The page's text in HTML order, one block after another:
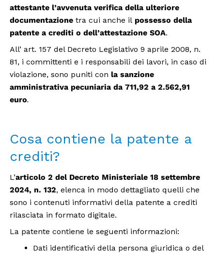
attestante l’avvenuta verifica della ulteriore
documentazione tra cui anche il possesso della
patente a crediti o dell’attestazione SOA.
All’ art. 157 del Decreto Legislativo 9 aprile 2008, n.
81, i committenti e i responsabili dei lavori, in caso di
violazione, sono puniti con la sanzione
amministrativa pecuniaria da 711,92 a 2.562,91
euro.
Cosa contiene la patente a
crediti?
L’articolo 2 del Decreto Ministeriale 18 settembre
2024, n. 132, elenca in modo dettagliato quelli che
sono i contenuti informativi della patente a crediti
rilasciata in formato digitale.
La patente contiene le seguenti informazioni:
Dati identificativi della persona giuridica o del